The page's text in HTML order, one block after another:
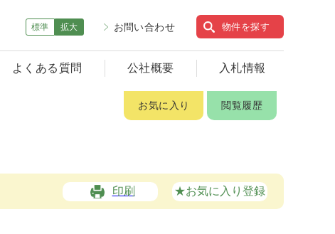
標準 拡大 お問い合わせ 物件を探す
よくある質問 公社概要 入札情報
お気に入り 閲覧履歴
印刷 ★お気に入り登録